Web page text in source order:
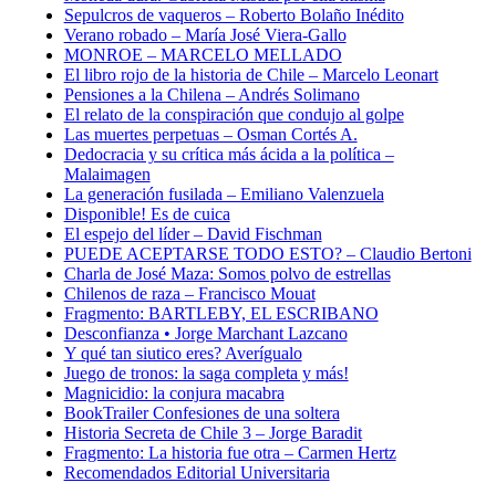
Sepulcros de vaqueros – Roberto Bolaño Inédito
Verano robado – María José Viera-Gallo
MONROE – MARCELO MELLADO
El libro rojo de la historia de Chile – Marcelo Leonart
Pensiones a la Chilena – Andrés Solimano
El relato de la conspiración que condujo al golpe
Las muertes perpetuas – Osman Cortés A.
Dedocracia y su crítica más ácida a la política –
Malaimagen
La generación fusilada – Emiliano Valenzuela
Disponible! Es de cuica
El espejo del líder – David Fischman
PUEDE ACEPTARSE TODO ESTO? – Claudio Bertoni
Charla de José Maza: Somos polvo de estrellas
Chilenos de raza – Francisco Mouat
Fragmento: BARTLEBY, EL ESCRIBANO
Desconfianza • Jorge Marchant Lazcano
Y qué tan siutico eres? Averígualo
Juego de tronos: la saga completa y más!
Magnicidio: la conjura macabra
BookTrailer Confesiones de una soltera
Historia Secreta de Chile 3 – Jorge Baradit
Fragmento: La historia fue otra – Carmen Hertz
Recomendados Editorial Universitaria